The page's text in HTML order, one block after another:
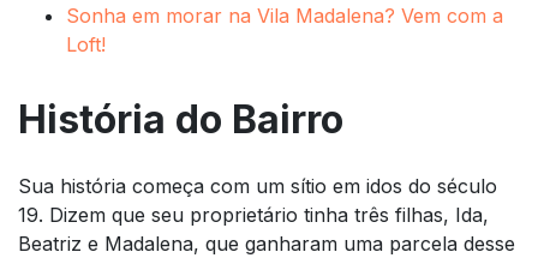
Sonha em morar na Vila Madalena? Vem com a
Loft!
História do Bairro
Sua história começa com um sítio em idos do século
19. Dizem que seu proprietário tinha três filhas, Ida,
Beatriz e Madalena, que ganharam uma parcela desse